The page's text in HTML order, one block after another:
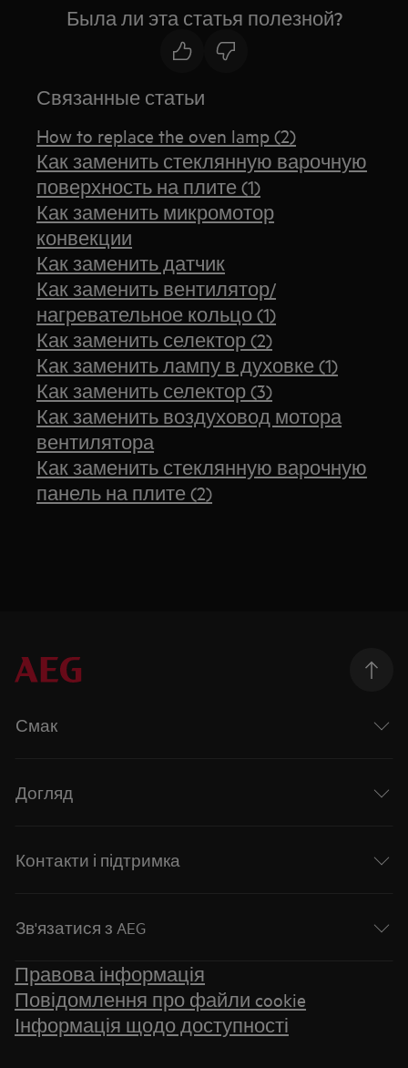
Была ли эта статья полезной?
Связанные статьи
How to replace the oven lamp (2)
Как заменить стеклянную варочную
поверхность на плите (1)
Как заменить микромотор
конвекции
Как заменить датчик
Как заменить вентилятор/
нагревательное кольцо (1)
Как заменить селектор (2)
Как заменить лампу в духовке (1)
Как заменить селектор (3)
Как заменить воздуховод мотора
вентилятора
Как заменить стеклянную варочную
панель на плите (2)
Смак
Догляд
Контакти і підтримка
Зв'язатися з AEG
Правова інформація
Повідомлення про файли cookie
Інформація щодо доступності